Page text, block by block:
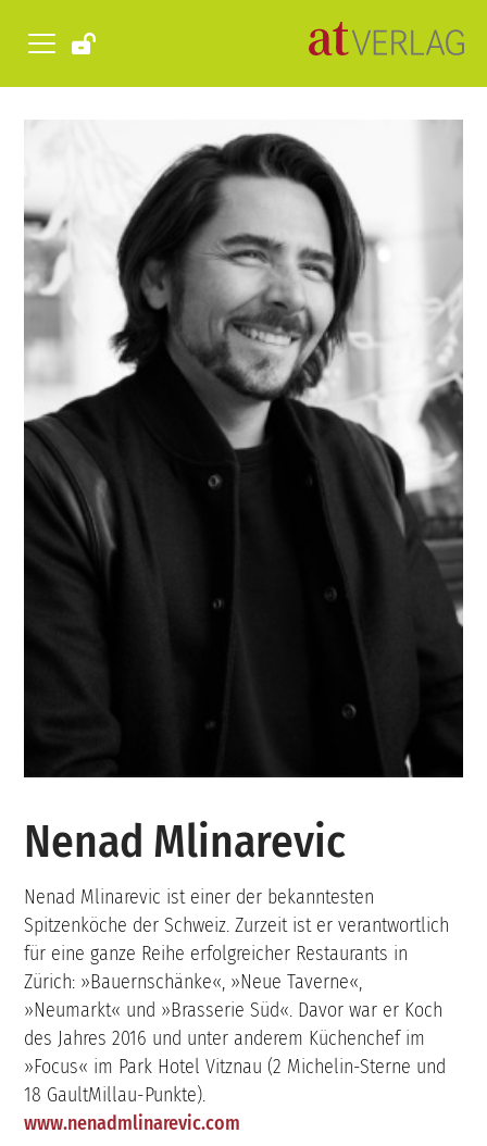
Nenad Mlinarevic
Nenad Mlinarevic ist einer der bekanntesten
Spitzenköche der Schweiz. Zurzeit ist er verantwortlich
für eine ganze Reihe erfolgreicher Restaurants in
Zürich: »Bauernschänke«, »Neue Taverne«,
»Neumarkt« und »Brasserie Süd«. Davor war er Koch
des Jahres 2016 und unter anderem Küchenchef im
»Focus« im Park Hotel Vitznau (2 Michelin-Sterne und
18 GaultMillau-Punkte).
www.nenadmlinarevic.com